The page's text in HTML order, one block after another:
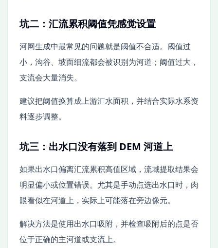
坑二：汇流累积阈值凭感觉设置
河网生成中最常见的问题就是阈值不合适。阈值过
小，沟谷、坡面细流都会被识别为河道；阈值过大，
支流会大量消失。
建议把阈值换算成上游汇水面积，并结合实际水系资
料逐步调整。
坑三：出水口没有落到 DEM 河道上
如果出水口偏离汇流累积高值区域，流域提取结果会
明显偏小或位置错误。尤其是手动点选出水口时，肉
眼看似在河道上，实际上可能落在旁边像元。
解决方法是使用出水口吸附，并检查吸附后的点是否
位于正确的主河道或支流上。